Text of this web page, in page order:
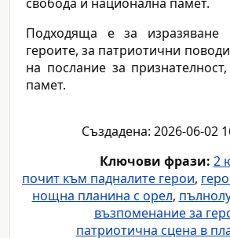
Подходяща е за
героите, за патриотични
на послание за
памет.
Създадена: 2026-06-02
Ключови фрази: 2
почит към падналите герои,
нощна планина с орел,
възпоменание за
патриотична сцена в